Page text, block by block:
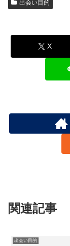
出会い目的
X
関連記事
出会い目的